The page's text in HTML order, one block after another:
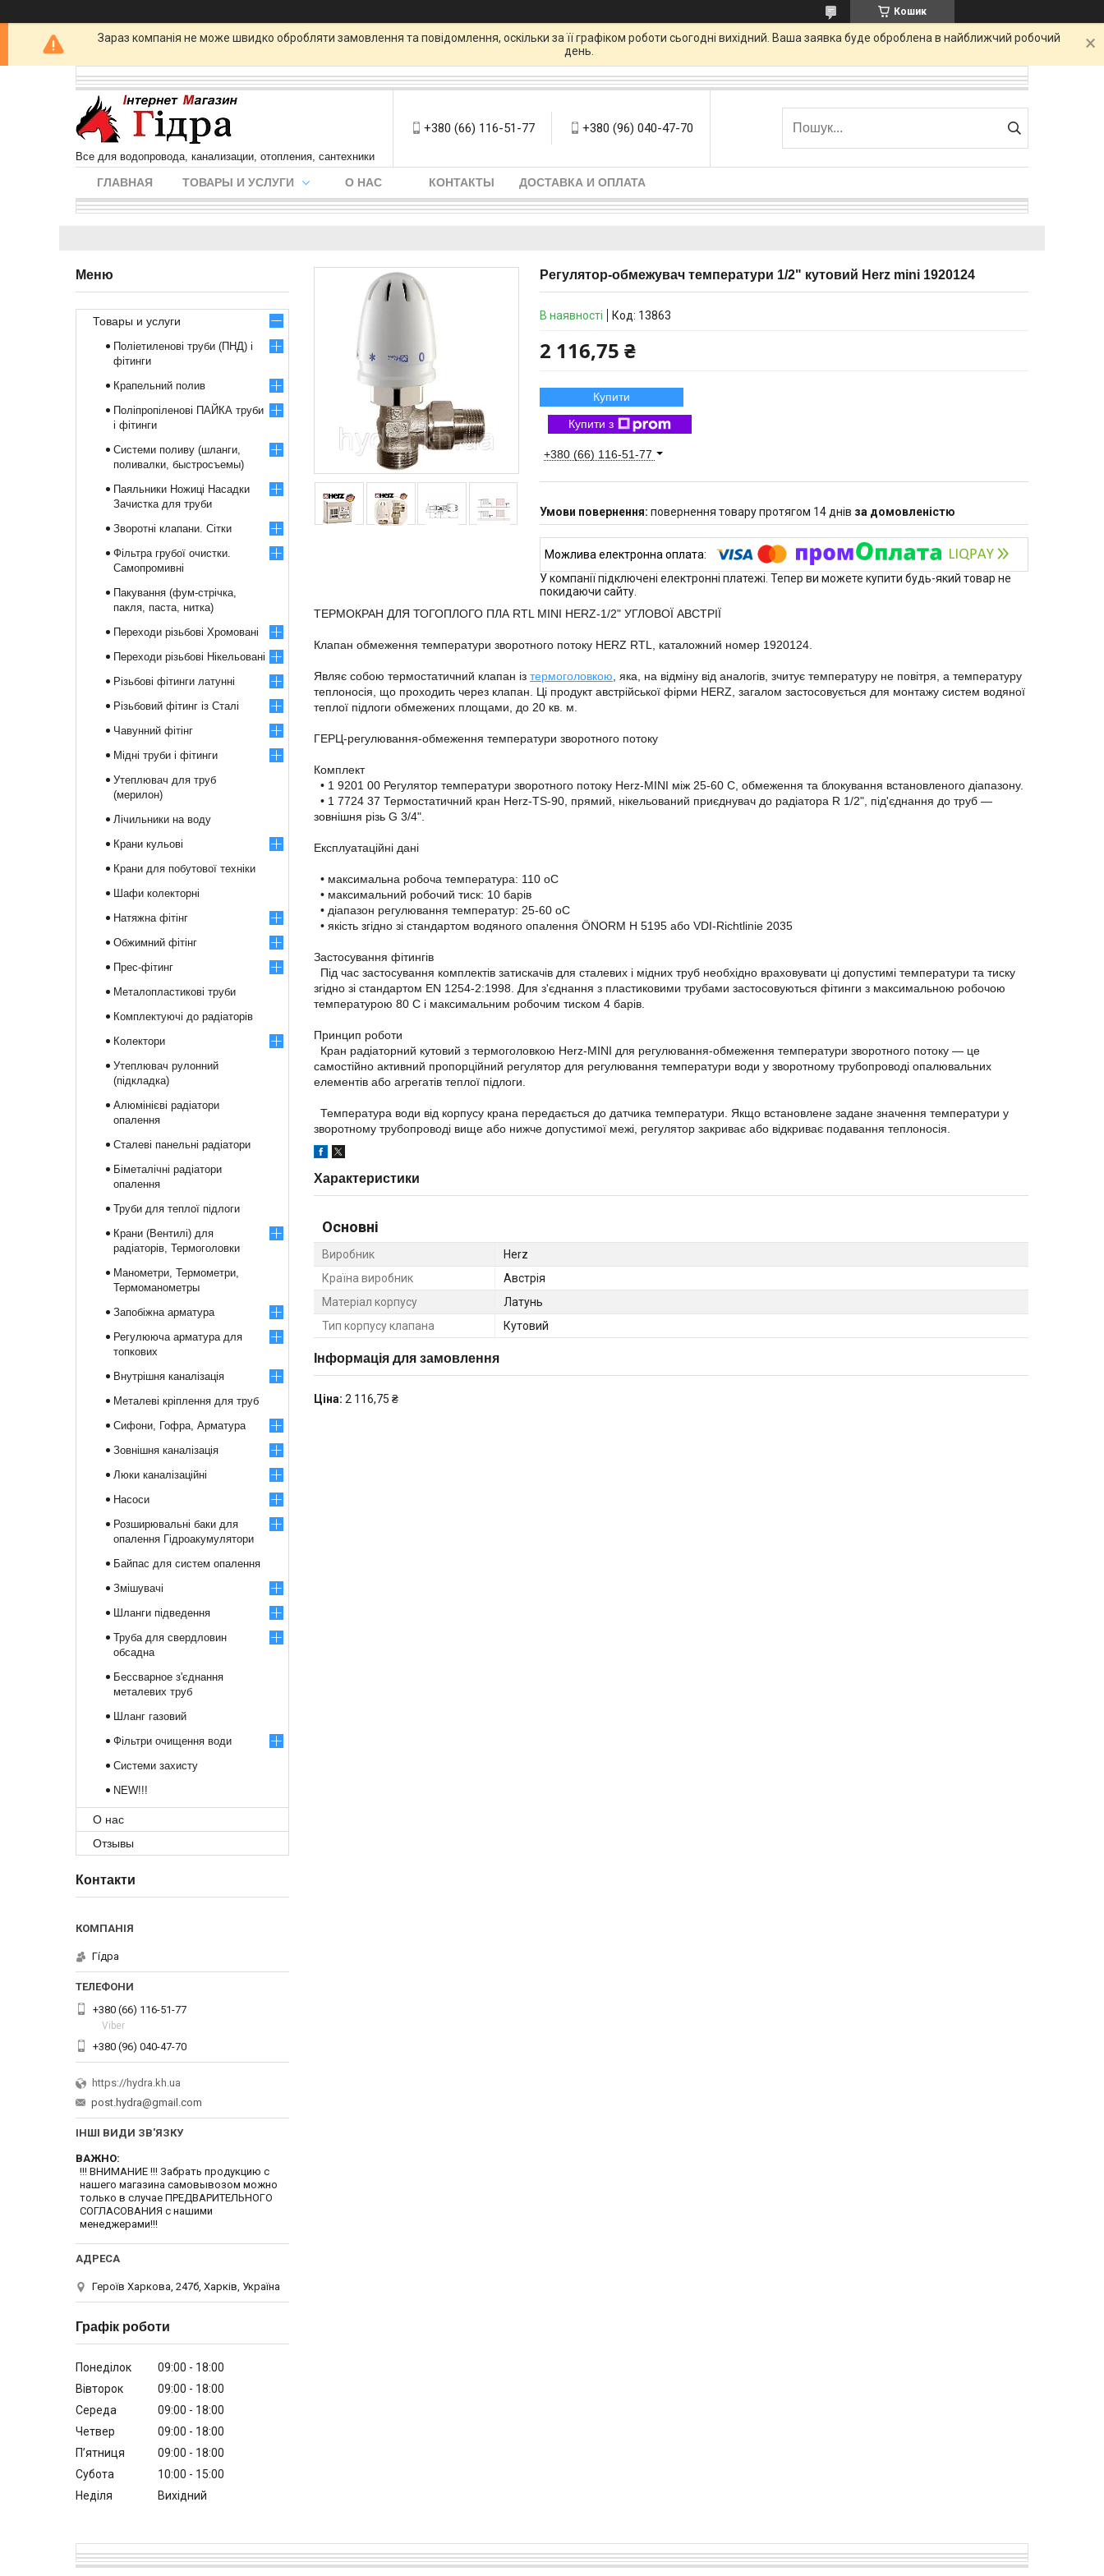
Кошик
Зараз компанія не може швидко обробляти замовлення та повідомлення, оскільки за її графіком роботи сьогодні вихідний. Ваша заявка буде оброблена в найближчий робочий
день.
Все для водопровода, канализации, отопления, сантехники
+380 (66) 116-51-77 +380 (96) 040-47-70
ГЛАВНАЯ ТОВАРЫ И УСЛУГИ О НАС КОНТАКТЫ ДОСТАВКА И ОПЛАТА
Регулятор-обмежувач температури 1/2" кутовий Herz mini 1920124
В наявності Код: 13863
2 116,75 ₴
Купити
Купити з
+380 (66) 116-51-77
повернення товару протягом 14 днів за домовленістю
У компанії підключені електронні платежі. Тепер ви можете купити будь-який товар не
покидаючи сайту.
ТЕРМОКРАН ДЛЯ ТОГОПЛОГО ПЛА RTL MINI HERZ-1/2" УГЛОВОЇ АВСТРІЇ
Клапан обмеження температури зворотного потоку HERZ RTL, каталожний номер 1920124.
Являє собою термостатичний клапан із термоголовкою , яка, на відміну від аналогів, зчитує температуру не повітря, а температуру
теплоносія, що проходить через клапан. Ці продукт австрійської фірми HERZ, загалом застосовується для монтажу систем водяної
теплої підлоги обмежених площами, до 20 кв. м.
ГЕРЦ-регулювання-обмеження температури зворотного потоку
Комплект
• 1 9201 00 Регулятор температури зворотного потоку Herz-MINI між 25-60 C, обмеження та блокування встановленого діапазону.
• 1 7724 37 Термостатичний кран Herz-TS-90, прямий, нікельований приєднувач до радіатора R 1/2", під'єднання до труб —
зовнішня різь G 3/4".
Експлуатаційні дані
• максимальна робоча температура: 110 oC
• максимальний робочий тиск: 10 барів
• діапазон регулювання температур: 25-60 oC
• якість згідно зі стандартом водяного опалення ÖNORM H 5195 або VDI-Richtlinie 2035
Застосування фітингів
Під час застосування комплектів затискачів для сталевих і мідних труб необхідно враховувати ці допустимі температури та тиску
згідно зі стандартом EN 1254-2:1998. Для з'єднання з пластиковими трубами застосовуються фітинги з максимальною робочою
температурою 80 C і максимальним робочим тиском 4 барів.
Принцип роботи
Кран радіаторний кутовий з термоголовкою Herz-MINI для регулювання-обмеження температури зворотного потоку — це
самостійно активний пропорційний регулятор для регулювання температури води у зворотному трубопроводі опалювальних
елементів або агрегатів теплої підлоги.
Температура води від корпусу крана передається до датчика температури. Якщо встановлене задане значення температури у
зворотному трубопроводі вище або нижче допустимої межі, регулятор закриває або відкриває подавання теплоносія.
Характеристики
Основні
Виробник
Herz
Країна виробник
Австрія
Матеріал корпусу
Латунь
Тип корпусу клапана
Кутовий
Інформація для замовлення
Ціна: 2 116,75 ₴
Товары и услуги
Поліетиленові труби (ПНД) і
фітинги
Крапельний полив
Поліпропіленові ПАЙКА труби
і фітинги
Системи поливу (шланги,
поливалки, быстросъемы)
Паяльники Ножиці Насадки
Зачистка для труби
Зворотні клапани. Сітки
Фільтра грубої очистки.
Самопромивні
Пакування (фум-стрічка,
пакля, паста, нитка)
Переходи різьбові Хромовані
Переходи різьбові Нікельовані
Різьбові фітинги латунні
Різьбовий фітинг із Сталі
Чавунний фітінг
Мідні труби і фітинги
Утеплювач для труб
(мерилон)
Лічильники на воду
Крани кульові
Крани для побутової техніки
Шафи колекторні
Натяжна фітінг
Обжимний фітінг
Прес-фітинг
Металопластикові труби
Комплектуючі до радіаторів
Колектори
Утеплювач рулонний
(підкладка)
Алюмінієві радіатори
опалення
Сталеві панельні радіатори
Біметалічні радіатори
опалення
Труби для теплої підлоги
Крани (Вентилі) для
радіаторів, Термоголовки
Манометри, Термометри,
Термоманометры
Запобіжна арматура
Регулююча арматура для
топкових
Внутрішня каналізація
Металеві кріплення для труб
Сифони, Гофра, Арматура
Зовнішня каналізація
Люки каналізаційні
Насоси
Розширювальні баки для
опалення Гідроакумулятори
Байпас для систем опалення
Змішувачі
Шланги підведення
Труба для свердловин
обсадна
Бессварное з'єднання
металевих труб
Шланг газовий
Фільтри очищення води
Системи захисту
NEW!!!
О нас
Отзывы
Контакти
Гі́дра
+380 (66) 116-51-77
Viber
+380 (96) 040-47-70
https://hydra.kh.ua
post.hydra@gmail.com
ІНШІ ВИДИ ЗВ'ЯЗКУ
ВАЖНО
!!! ВНИМАНИЕ !!! Забрать продукцию с
нашего магазина самовывозом можно
только в случае ПРЕДВАРИТЕЛЬНОГО
СОГЛАСОВАНИЯ с нашими
менеджерами!!!
Героїв Харкова, 247б, Харків, Україна
Графік роботи
Понеділок 09:00
18:00
Вівторок
09:00
18:00
Середа
09:00
18:00
Четвер
09:00
18:00
Пʼятниця
09:00
18:00
Субота
10:00
15:00
Неділя
Вихідний